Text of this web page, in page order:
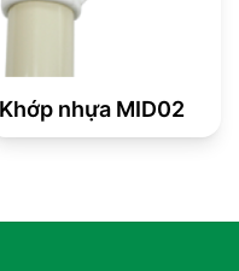
Khớp nhựa MID02